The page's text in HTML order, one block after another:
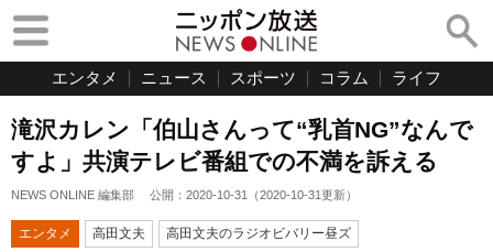
エンタメ ニュース スポーツ コラム ライフ
滝沢カレン「伯山さんって“乳首NG”なんで
すよ」共演テレビ番組での不満を訴える
NEWS ONLINE 編集部 公開： 2020-10-31 （2020-10-31更新）
エンタメ 高田文夫 高田文夫のラジオビバリー昼ズ